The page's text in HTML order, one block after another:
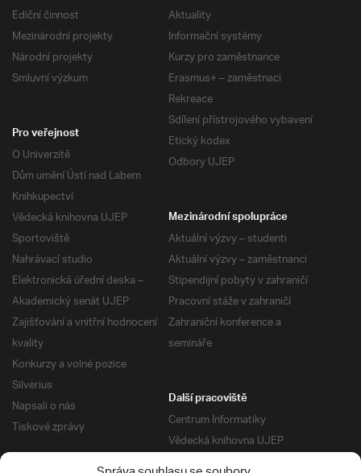
Ediční činnost
Mezinárodní projekty
Národní projekty
Smluvní výzkum
Aktuality
Informační systémy
Kurzy pro zaměstnance
Erasmus+ – zaměstnaci
Rekreace
Sdílení přístrojového vybavení
Etický kodex
Odbory UJEP
Pro veřejnost
O Univerzitě
Dům umění Ústí nad Labem
Knihkupectví
Vědecká knihovna UJEP
Sportoviště
Nahrávací studio
Elektronická úřední deska –
Akademický senát UJEP
Zajišťování a vnitřní hodnocení
kvality
Konkurzy a volné pozice
Silverius
Napsali o nás
Tiskové zprávy
Mezinárodní spolupráce
Aktuální výzvy – studenti
Aktuální výzvy – zaměstnanci
Stipendijní pobyty v zahraničí
Pracovní stáže v zahraničí
Zahraniční konference a
semináře
Další pracoviště
Centrum Informatiky
Vědecká knihovna UJEP
Správa kolejí a menz